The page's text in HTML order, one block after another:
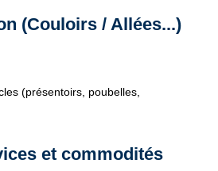
(Couloirs / Allées...)
(présentoirs, poubelles,
et commodités